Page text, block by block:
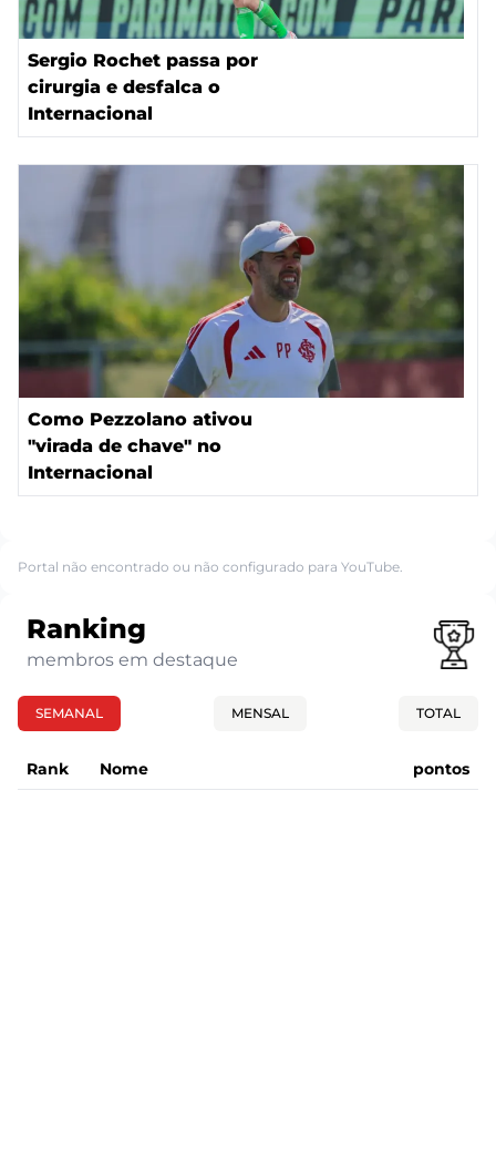
Sergio Rochet passa por
cirurgia e desfalca o
Internacional
Como Pezzolano ativou
"virada de chave" no
Internacional
Portal não encontrado ou não configurado para YouTube.
Ranking
membros em destaque
SEMANAL MENSAL TOTAL
Rank Nome pontos